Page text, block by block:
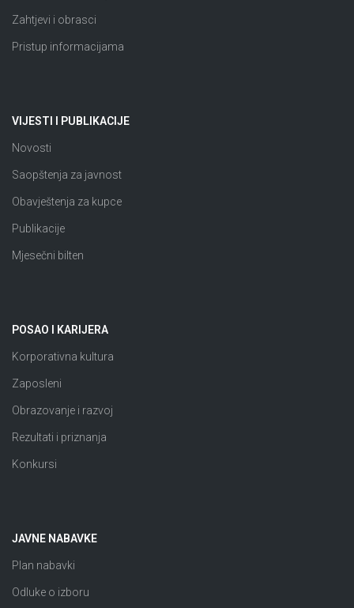
Zahtjevi i obrasci
Pristup informacijama
VIJESTI I PUBLIKACIJE
Novosti
Saopštenja za javnost
Obavještenja za kupce
Publikacije
Mjesečni bilten
POSAO I KARIJERA
Korporativna kultura
Zaposleni
Obrazovanje i razvoj
Rezultati i priznanja
Konkursi
JAVNE NABAVKE
Plan nabavki
Odluke o izboru